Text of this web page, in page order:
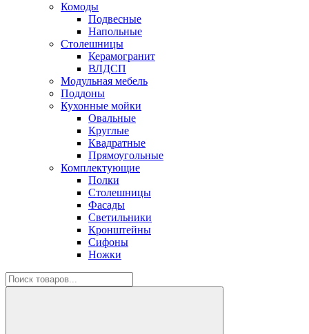
Комоды
Подвесные
Напольные
Столешницы
Керамогранит
ВЛДСП
Модульная мебель
Поддоны
Кухонные мойки
Овальные
Круглые
Квадратные
Прямоугольные
Комплектующие
Полки
Столешницы
Фасады
Светильники
Кронштейны
Сифоны
Ножки